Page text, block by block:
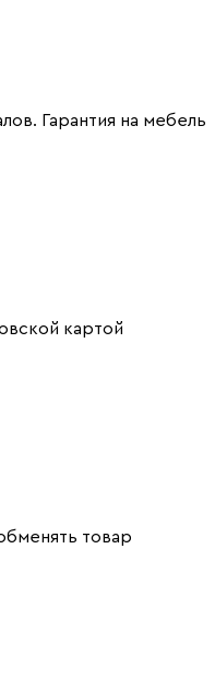
Гарантия на мебель
картой
товар